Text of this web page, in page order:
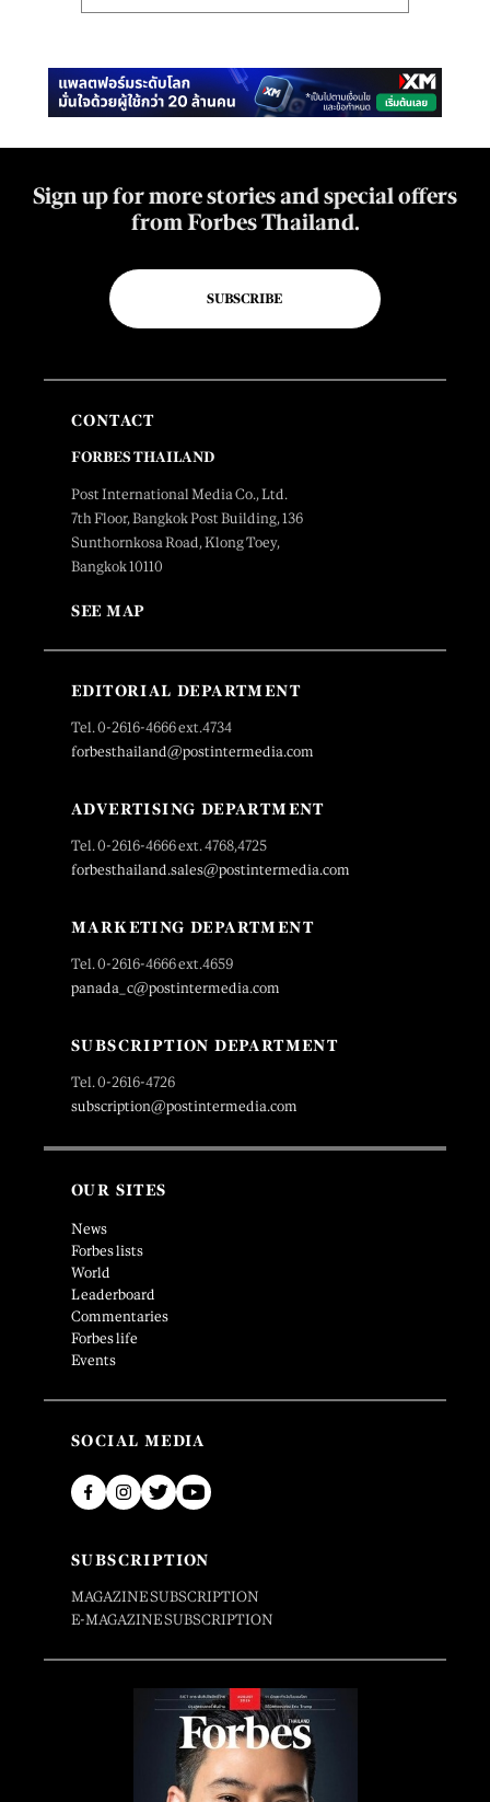
Sign up for more stories and special offers
from Forbes Thailand.
SUBSCRIBE
CONTACT
FORBES THAILAND
Post International Media Co., Ltd.
7th Floor, Bangkok Post Building, 136
Sunthornkosa Road, Klong Toey,
Bangkok 10110
SEE MAP
EDITORIAL DEPARTMENT
Tel. 0-2616-4666 ext.4734
forbesthailand@postintermedia.com
ADVERTISING DEPARTMENT
Tel. 0-2616-4666 ext. 4768,4725
forbesthailand.sales@postintermedia.com
MARKETING DEPARTMENT
Tel. 0-2616-4666 ext.4659
panada_c@postintermedia.com
SUBSCRIPTION DEPARTMENT
Tel. 0-2616-4726
subscription@postintermedia.com
OUR SITES
News
Forbes lists
World
Leaderboard
Commentaries
Forbes life
Events
SOCIAL MEDIA
SUBSCRIPTION
MAGAZINE SUBSCRIPTION
E-MAGAZINE SUBSCRIPTION